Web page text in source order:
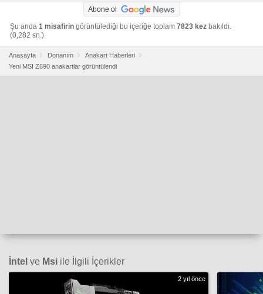
Abone ol
Şu anda 1 misafirin görüntülediği bu içeriğe toplam 7823 kez bakıldı.
(0,282 sn.)
Anasayfa Donanım
Anakart Haberleri
Yeni MSI Z690 anakartlar görüntülendi
İntel ve Msi ile İlgili İçerikler
2 yıl önce